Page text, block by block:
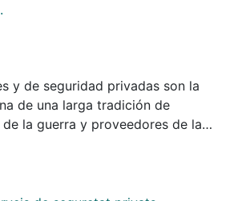
y de seguridad privadas son la
de una larga tradición de
la guerra y proveedores de la
bucaneros y mercenarios. La
corso a contratistas privados. En